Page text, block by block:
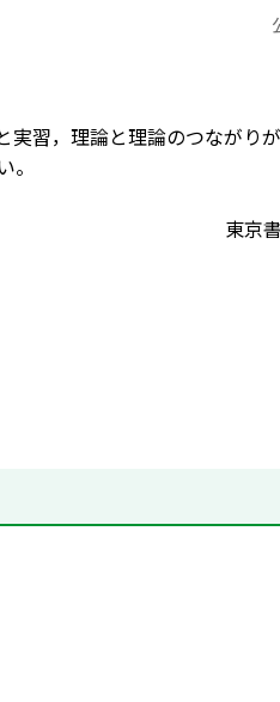
実習，理論と理論のつながり
東京